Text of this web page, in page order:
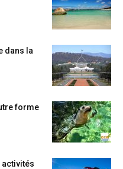
dans la
forme
activités